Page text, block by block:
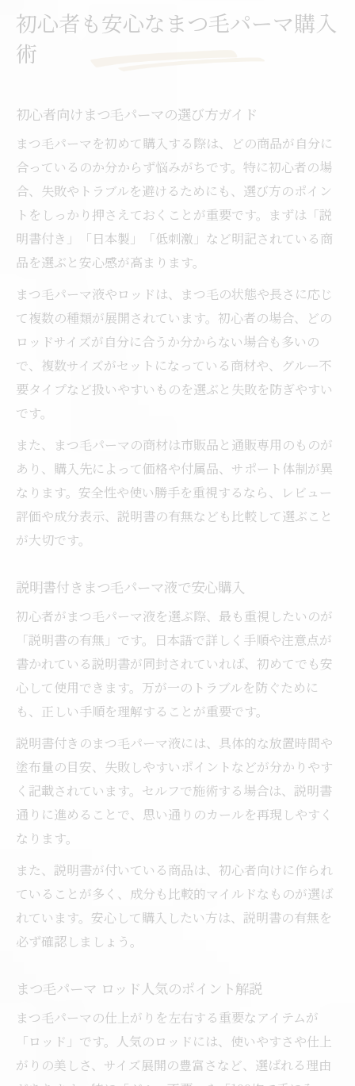
初心者も安心なまつ毛パーマ購入
術
初心者向けまつ毛パーマの選び方ガイド
まつ毛パーマを初めて購入する際は、どの商品が自分に
合っているのか分からず悩みがちです。特に初心者の場
合、失敗やトラブルを避けるためにも、選び方のポイン
トをしっかり押さえておくことが重要です。まずは「説
明書付き」「日本製」「低刺激」など明記されている商
品を選ぶと安心感が高まります。
まつ毛パーマ液やロッドは、まつ毛の状態や長さに応じ
て複数の種類が展開されています。初心者の場合、どの
ロッドサイズが自分に合うか分からない場合も多いの
で、複数サイズがセットになっている商材や、グルー不
要タイプなど扱いやすいものを選ぶと失敗を防ぎやすい
です。
また、まつ毛パーマの商材は市販品と通販専用のものが
あり、購入先によって価格や付属品、サポート体制が異
なります。安全性や使い勝手を重視するなら、レビュー
評価や成分表示、説明書の有無なども比較して選ぶこと
が大切です。
説明書付きまつ毛パーマ液で安心購入
初心者がまつ毛パーマ液を選ぶ際、最も重視したいのが
「説明書の有無」です。日本語で詳しく手順や注意点が
書かれている説明書が同封されていれば、初めてでも安
心して使用できます。万が一のトラブルを防ぐために
も、正しい手順を理解することが重要です。
説明書付きのまつ毛パーマ液には、具体的な放置時間や
塗布量の目安、失敗しやすいポイントなどが分かりやす
く記載されています。セルフで施術する場合は、説明書
通りに進めることで、思い通りのカールを再現しやすく
なります。
また、説明書が付いている商品は、初心者向けに作られ
ていることが多く、成分も比較的マイルドなものが選ば
れています。安心して購入したい方は、説明書の有無を
必ず確認しましょう。
まつ毛パーマ ロッド人気のポイント解説
まつ毛パーマの仕上がりを左右する重要なアイテムが
「ロッド」です。人気のロッドには、使いやすさや仕上
がりの美しさ、サイズ展開の豊富さなど、選ばれる理由